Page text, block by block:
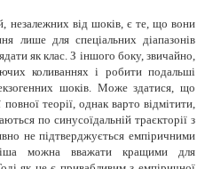
незалежних від шоків, є те, що вони
лише для спеціальних діапазонів
як клас. З іншого боку, звичайно,
коливаннях і робити подальші
шоків. Може здатися, що
теорії, однак варто відмітити,
по синусоїдальній траєкторії з
не підтверджується емпіричними
можна вважати кращими для